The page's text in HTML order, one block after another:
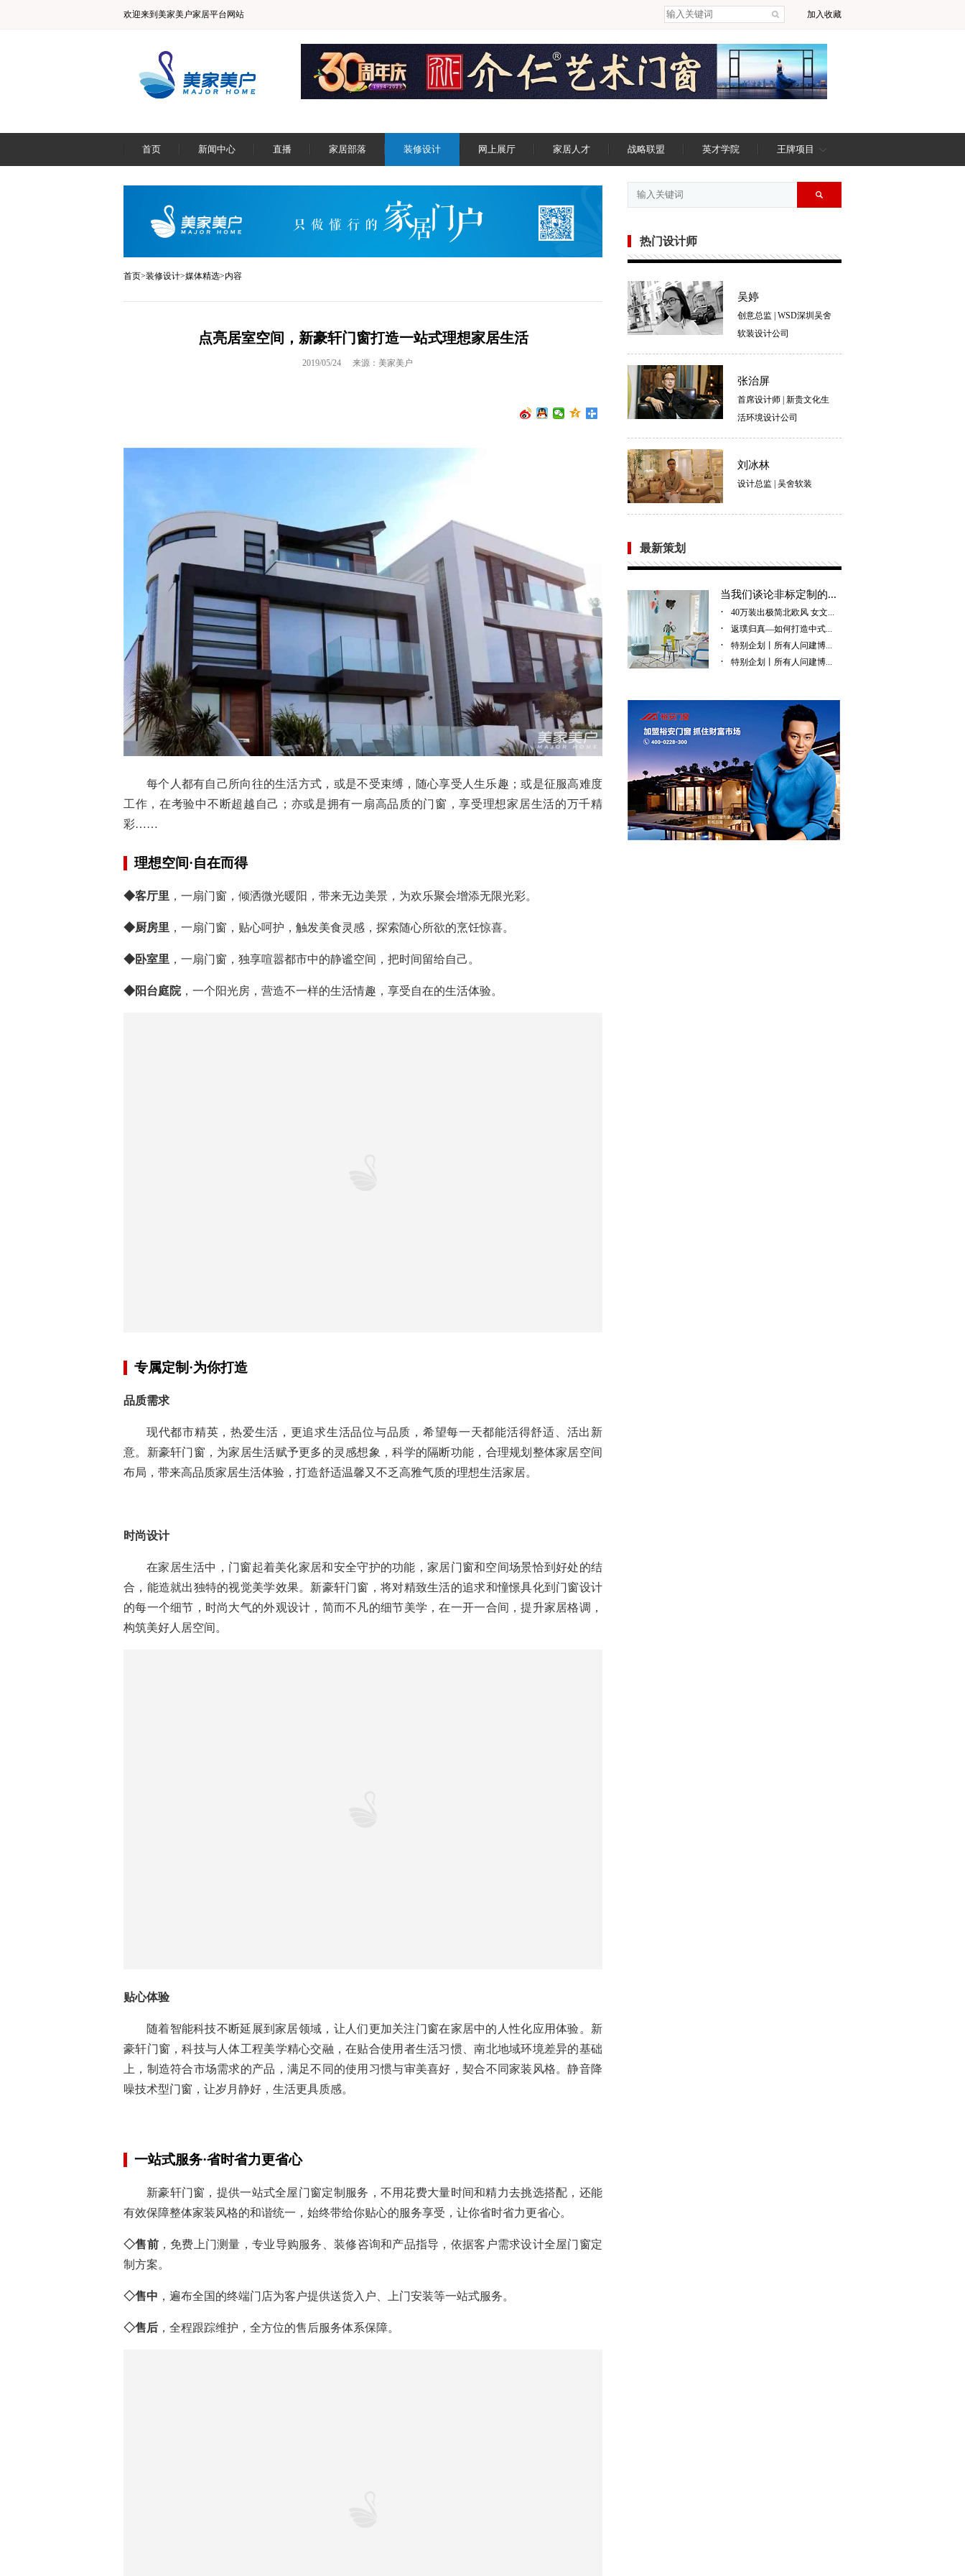
欢迎来到美家美户家居平台网站 加入收藏
首页 新闻中心 直播 家居部落 装修设计 网上展厅 家居人才 战略联盟 英才学院 王牌项目
首页>装修设计>媒体精选>内容
点亮居室空间，新豪轩门窗打造一站式理想家居生活
2019/05/24 来源：美家美户
每个人都有自己所向往的生活方式，或是不受束缚，随心享受人生乐趣；或是征服高难度
工作，在考验中不断超越自己；亦或是拥有一扇高品质的门窗，享受理想家居生活的万千精
彩……
理想空间·自在而得
◆客厅里 ，一扇门窗，倾洒微光暖阳，带来无边美景，为欢乐聚会增添无限光彩。
◆厨房里 ，一扇门窗，贴心呵护，触发美食灵感，探索随心所欲的烹饪惊喜。
◆卧室里 ，一扇门窗，独享喧嚣都市中的静谧空间，把时间留给自己。
◆阳台庭院，一个阳光房，营造不一样的生活情趣，享受自在的生活体验。
专属定制·为你打造
品质需求
现代都市精英，热爱生活，更追求生活品位与品质，希望每一天都能活得舒适、活出新
意。新豪轩门窗，为家居生活赋予更多的灵感想象，科学的隔断功能，合理规划整体家居空间
布局，带来高品质家居生活体验，打造舒适温馨又不乏高雅气质的理想生活家居。
热门设计师
吴婷
创意总监 WSD深圳吴舍
软装设计公司
张治屏
首席设计师 新贵文化生
活环境设计公司
刘冰林
设计总监 吴舍软装
最新策划
当我们谈论非标定制的...
·
40万装出极简北欧风 女文...
· 返璞归真—如何打造中式...
· 特别企划丨所有人问建博...
· 特别企划丨所有人问建博...